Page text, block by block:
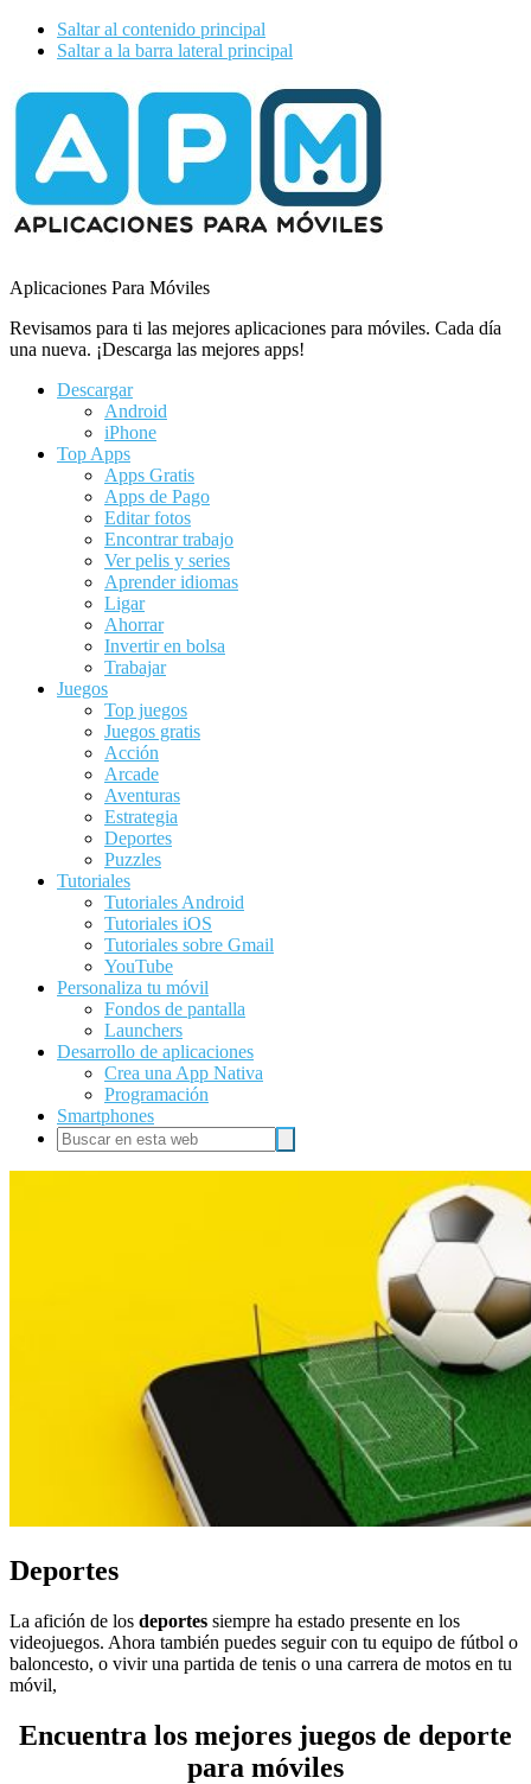
Saltar al contenido principal
Saltar a la barra lateral principal
Additional
menu
Aplicaciones Para Móviles
Revisamos para ti las mejores aplicaciones para móviles. Cada día
una nueva. ¡Descarga las mejores apps!
Descargar
Android
iPhone
Top Apps
Apps Gratis
Apps de Pago
Editar fotos
Encontrar trabajo
Ver pelis y series
Aprender idiomas
Ligar
Ahorrar
Invertir en bolsa
Trabajar
Juegos
Top juegos
Juegos gratis
Acción
Arcade
Aventuras
Estrategia
Deportes
Puzzles
Tutoriales
Tutoriales Android
Tutoriales iOS
Tutoriales sobre Gmail
YouTube
Personaliza tu móvil
Fondos de pantalla
Launchers
Desarrollo de aplicaciones
Crea una App Nativa
Programación
Smartphones
Buscar
en
Deportes
La afición de los deportes siempre ha estado presente en los
videojuegos. Ahora también puedes seguir con tu equipo de fútbol o
baloncesto, o vivir una partida de tenis o una carrera de motos en tu
móvil,
Encuentra los mejores juegos de deporte
para móviles